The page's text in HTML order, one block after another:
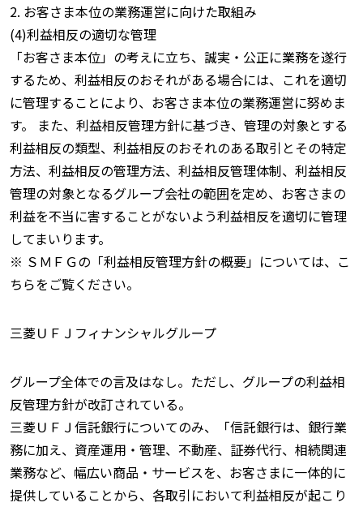
2. お客さま本位の業務運営に向けた取組み
(4)利益相反の適切な管理
「お客さま本位」の考えに立ち、誠実・公正に業務を遂行
するため、利益相反のおそれがある場合には、これを適切
に管理することにより、お客さま本位の業務運営に努めま
す。 また、利益相反管理方針に基づき、管理の対象とする
利益相反の類型、利益相反のおそれのある取引とその特定
方法、利益相反の管理方法、利益相反管理体制、利益相反
管理の対象となるグループ会社の範囲を定め、お客さまの
利益を不当に害することがないよう利益相反を適切に管理
してまいります。
※ ＳＭＦＧの「利益相反管理方針の概要」については、こ
ちらをご覧ください。
三菱ＵＦＪフィナンシャルグループ
グループ全体での言及はなし。ただし、グループの利益相
反管理方針が改訂されている。
三菱ＵＦＪ信託銀行についてのみ、「信託銀行は、銀行業
務に加え、資産運用・管理、不動産、証券代行、相続関連
業務など、幅広い商品・サービスを、お客さまに一体的に
提供していることから、各取引において利益相反が起こり